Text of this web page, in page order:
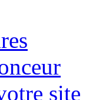
site